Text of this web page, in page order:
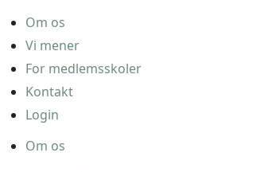
Om os
Vi mener
For medlemsskoler
Kontakt
Login
Om os